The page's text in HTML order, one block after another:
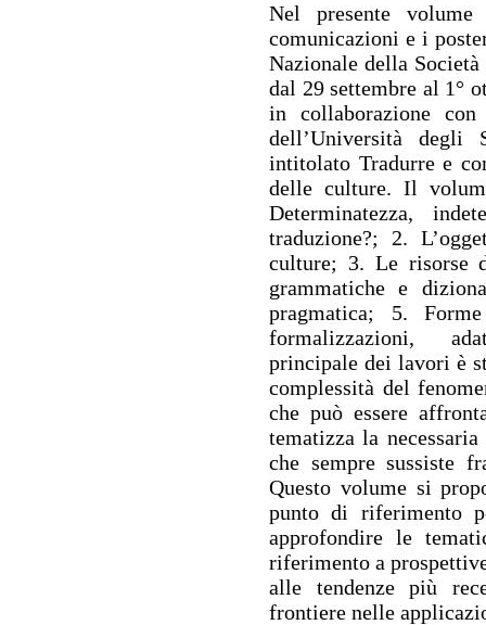
Nel presente
comunicazioni e i
Nazionale della
dal 29 settembre al 1°
in collaborazione
dell’Università
intitolato Tradurre e
delle culture. Il
Determinatezza,
traduzione?; 2.
culture; 3. Le risorse
grammatiche e
pragmatica; 5.
formalizzazioni,
principale dei lavori è
complessità del
che può essere
tematizza la
che sempre sussiste
Questo volume si
punto di riferimento
approfondire le
riferimento a
alle tendenze più
frontiere nelle